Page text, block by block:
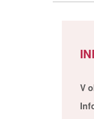
V